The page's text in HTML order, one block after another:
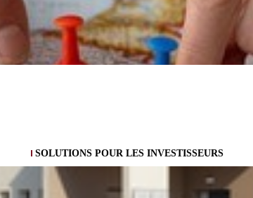
SOLUTIONS POUR LES INVESTISSEURS